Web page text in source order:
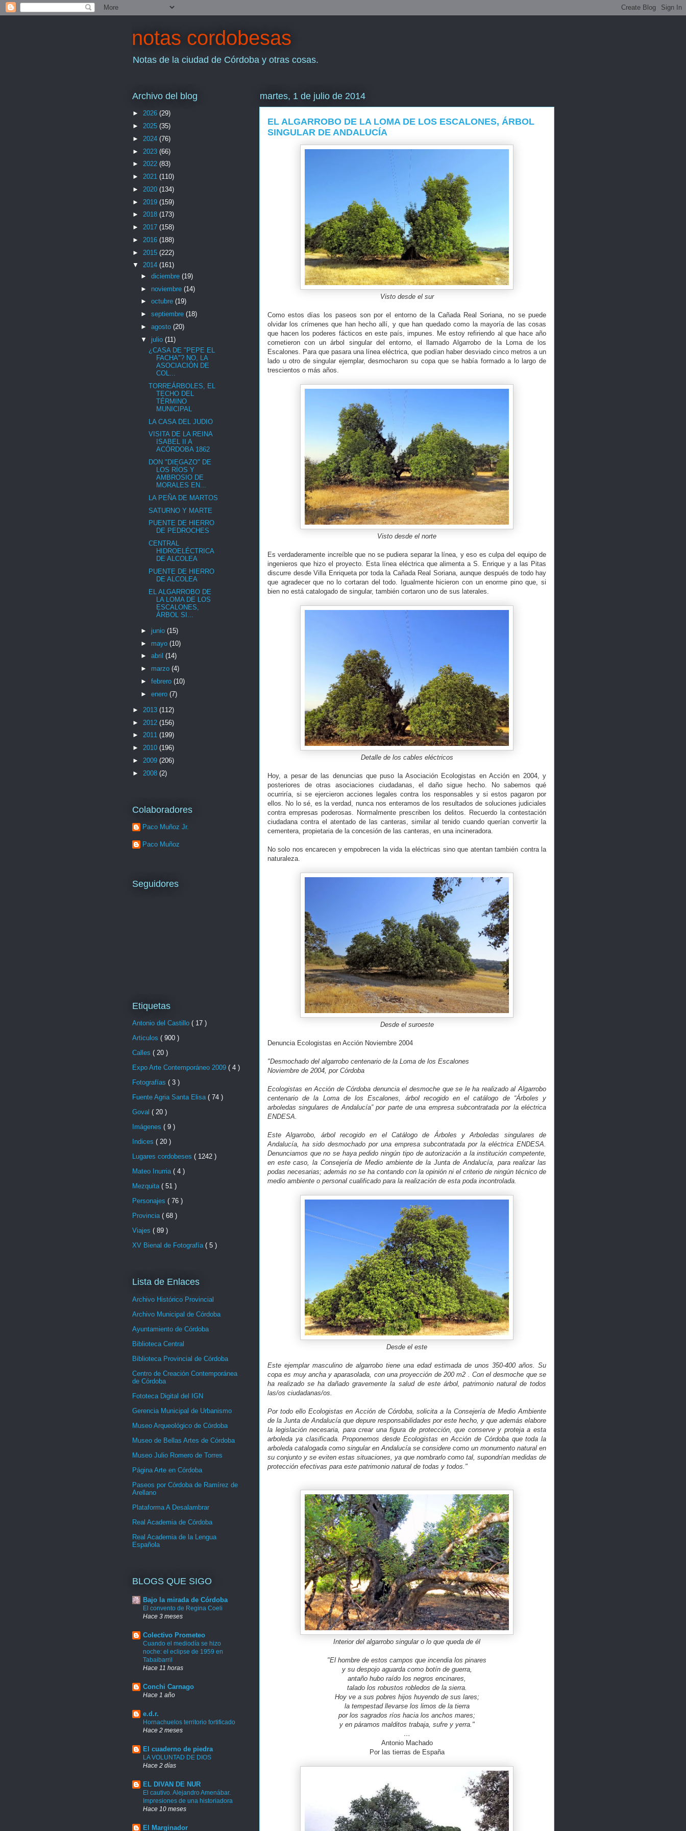
notas cordobesas
Notas de la ciudad de Córdoba y otras cosas.
martes, 1 de julio de 2014
EL ALGARROBO DE LA LOMA DE LOS ESCALONES, ÁRBOL
SINGULAR DE ANDALUCÍA
Visto desde el sur
Como estos días los paseos son por el entorno de la Cañada Real Soriana, no se puede
olvidar los crímenes que han hecho allí, y que han quedado como la mayoría de las cosas
que hacen los poderes fácticos en este país, impunes. Me estoy refiriendo al que hace año
cometieron con un árbol singular del entorno, el llamado Algarrobo de la Loma de los
Escalones. Para que pasara una línea eléctrica, que podían haber desviado cinco metros a un
lado u otro de singular ejemplar, desmocharon su copa que se había formado a lo largo de
trescientos o más años.
Visto desde el norte
Es verdaderamente increíble que no se pudiera separar la línea, y eso es culpa del equipo de
ingenieros que hizo el proyecto. Esta línea eléctrica que alimenta a S. Enrique y a las Pitas
discurre desde Villa Enriqueta por toda la Cañada Real Soriana, aunque después de todo hay
que agradecer que no lo cortaran del todo. Igualmente hicieron con un enorme pino que, si
bien no está catalogado de singular, también cortaron uno de sus laterales.
Detalle de los cables eléctricos
Hoy, a pesar de las denuncias que puso la Asociación Ecologistas en Acción en 2004, y
posteriores de otras asociaciones ciudadanas, el daño sigue hecho. No sabemos qué
ocurriría, si se ejercieron acciones legales contra los responsables y si estos pagaron por
ellos. No lo sé, es la verdad, nunca nos enteramos de los resultados de soluciones judiciales
contra empresas poderosas. Normalmente prescriben los delitos. Recuerdo la contestación
ciudadana contra el atentado de las canteras, similar al tenido cuando querían convertir la
cementera, propietaria de la concesión de las canteras, en una incineradora.
No solo nos encarecen y empobrecen la vida la eléctricas sino que atentan también contra la
naturaleza.
Desde el suroeste
Denuncia Ecologistas en Acción Noviembre 2004
"Desmochado del algarrobo centenario de la Loma de los Escalones
Noviembre de 2004, por Córdoba
Ecologistas en Acción de Córdoba denuncia el desmoche que se le ha realizado al Algarrobo
centenario de la Loma de los Escalones, árbol recogido en el catálogo de “Árboles y
arboledas singulares de Andalucía” por parte de una empresa subcontratada por la eléctrica
ENDESA.
Este Algarrobo, árbol recogido en el Catálogo de Árboles y Arboledas singulares de
Andalucía, ha sido desmochado por una empresa subcontratada por la eléctrica ENDESA.
Denunciamos que no se haya pedido ningún tipo de autorización a la institución competente,
en este caso, la Consejería de Medio ambiente de la Junta de Andalucía, para realizar las
podas necesarias; además no se ha contando con la opinión ni el criterio de ningún técnico de
medio ambiente o personal cualificado para la realización de esta poda incontrolada.
Desde el este
Este ejemplar masculino de algarrobo tiene una edad estimada de unos 350-400 años. Su
copa es muy ancha y aparasolada, con una proyección de 200 m2 . Con el desmoche que se
ha realizado se ha dañado gravemente la salud de este árbol, patrimonio natural de todos
las/os ciudadanas/os.
Por todo ello Ecologistas en Acción de Córdoba, solicita a la Consejería de Medio Ambiente
de la Junta de Andalucía que depure responsabilidades por este hecho, y que además elabore
la legislación necesaria, para crear una figura de protección, que conserve y proteja a esta
arboleda ya clasificada. Proponemos desde Ecologistas en Acción de Córdoba que toda la
arboleda catalogada como singular en Andalucía se considere como un monumento natural en
su conjunto y se eviten estas situaciones, ya que nombrarlo como tal, supondrían medidas de
protección efectivas para este patrimonio natural de todas y todos."
Interior del algarrobo singular o lo que queda de él
"El hombre de estos campos que incendia los pinares
y su despojo aguarda como botín de guerra,
antaño hubo raído los negros encinares,
talado los robustos robledos de la sierra.
Hoy ve a sus pobres hijos huyendo de sus lares;
la tempestad llevarse los limos de la tierra
por los sagrados ríos hacia los anchos mares;
y en páramos malditos trabaja, sufre y yerra."
…
Antonio Machado
Por las tierras de España
Archivo del blog
► 2026 (29)
► 2025 (35)
► 2024 (76)
► 2023 (66)
► 2022 (83)
► 2021 (110)
► 2020 (134)
► 2019 (159)
► 2018 (173)
► 2017 (158)
► 2016 (188)
► 2015 (222)
▼ 2014 (161)
► diciembre (19)
► noviembre (14)
► octubre (19)
► septiembre (18)
► agosto (20)
▼ julio (11)
¿CASA DE "PEPE EL
FACHA"? NO, LA
ASOCIACIÓN DE
COL...
TORREÁRBOLES, EL
TECHO DEL
TÉRMINO
MUNICIPAL
LA CASA DEL JUDIO
VISITA DE LA REINA
ISABEL II A
ACÓRDOBA 1862
DON "DIEGAZO" DE
LOS RÍOS Y
AMBROSIO DE
MORALES EN...
LA PEÑA DE MARTOS
SATURNO Y MARTE
PUENTE DE HIERRO
DE PEDROCHES
CENTRAL
HIDROELÉCTRICA
DE ALCOLEA
PUENTE DE HIERRO
DE ALCOLEA
EL ALGARROBO DE
LA LOMA DE LOS
ESCALONES,
ÁRBOL SI...
► junio (15)
► mayo (10)
► abril (14)
► marzo (4)
► febrero (10)
► enero (7)
► 2013 (112)
► 2012 (156)
► 2011 (199)
► 2010 (196)
► 2009 (206)
► 2008 (2)
Colaboradores
Paco Muñoz Jr.
Paco Muñoz
Seguidores
Etiquetas
Antonio del Castillo ( 17 )
Articulos ( 900 )
Calles ( 20 )
Expo Arte Contemporáneo 2009 ( 4 )
Fotografías ( 3 )
Fuente Agria Santa Elisa ( 74 )
Goval ( 20 )
Imágenes ( 9 )
Indices ( 20 )
Lugares cordobeses ( 1242 )
Mateo Inurria ( 4 )
Mezquita ( 51 )
Personajes ( 76 )
Provincia ( 68 )
Viajes ( 89 )
XV Bienal de Fotografía ( 5 )
Lista de Enlaces
Archivo Histórico Provincial
Archivo Municipal de Córdoba
Ayuntamiento de Córdoba
Biblioteca Central
Biblioteca Provincial de Córdoba
Centro de Creación Contemporánea
de Córdoba
Fototeca Digital del IGN
Gerencia Municipal de Urbanismo
Museo Arqueológico de Córdoba
Museo de Bellas Artes de Córdoba
Museo Julio Romero de Torres
Página Arte en Córdoba
Paseos por Córdoba de Ramírez de
Arellano
Plataforma A Desalambrar
Real Academia de Córdoba
Real Academia de la Lengua
Española
BLOGS QUE SIGO
Bajo la mirada de Córdoba
El convento de Regina Coeli
Hace 3 meses
Colectivo Prometeo
Cuando el mediodía se hizo
noche: el eclipse de 1959 en
Tabaibarril
Hace 11 horas
Conchi Carnago
Hace 1 año
e.d.r.
Hornachuelos territorio fortificado
Hace 2 meses
El cuaderno de piedra
LA VOLUNTAD DE DIOS
Hace 2 días
EL DIVAN DE NUR
El cautivo. Alejandro Amenábar.
Impresiones de una historiadora
Hace 10 meses
El Marginador